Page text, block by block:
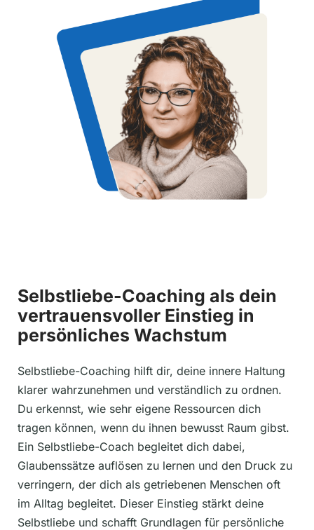
Selbstliebe-Coaching als dein
vertrauensvoller Einstieg in
persönliches Wachstum
Selbstliebe-Coaching hilft dir, deine innere Haltung
klarer wahrzunehmen und verständlich zu ordnen.
Du erkennst, wie sehr eigene Ressourcen dich
tragen können, wenn du ihnen bewusst Raum gibst.
Ein Selbstliebe-Coach begleitet dich dabei,
Glaubenssätze auflösen zu lernen und den Druck zu
verringern, der dich als getriebenen Menschen oft
im Alltag begleitet. Dieser Einstieg stärkt deine
Selbstliebe und schafft Grundlagen für persönliche